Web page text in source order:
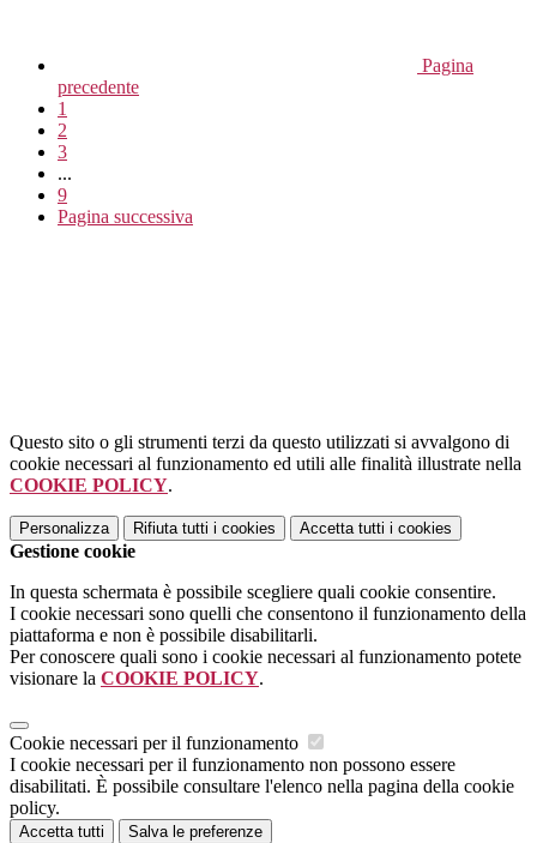
Pagina
precedente
1
2
3
...
9
Pagina successiva
Questo sito o gli strumenti terzi da questo utilizzati si avvalgono di
cookie necessari al funzionamento ed utili alle finalità illustrate nella
COOKIE POLICY.
Personalizza Rifiuta tutti i cookies Accetta tutti i cookies
Gestione cookie
In questa schermata è possibile scegliere quali cookie consentire.
I cookie necessari sono quelli che consentono il funzionamento della
piattaforma e non è possibile disabilitarli.
Per conoscere quali sono i cookie necessari al funzionamento potete
visionare la COOKIE POLICY.
Cookie necessari per il funzionamento
I cookie necessari per il funzionamento non possono essere
disabilitati. È possibile consultare l'elenco nella pagina della cookie
policy.
Accetta tutti Salva le preferenze